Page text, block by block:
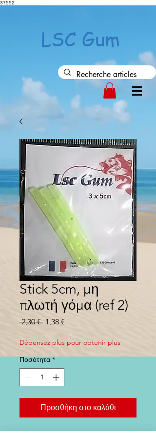
37552
LSC Gum
Stick 5cm, μη
πλωτή γόμα (ref 2)
2,30 € Κανονική
1,38 €
Dépensez plus pour obtenir plus
Ποσότητα *
Προσθήκη στο καλάθι